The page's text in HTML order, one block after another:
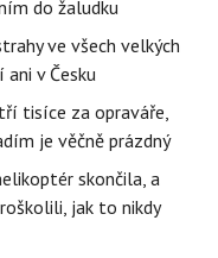
do žaludku
ve všech velkých
v Česku
tisíce za opraváře,
je věčně prázdný
skončila, a
jak to nikdy